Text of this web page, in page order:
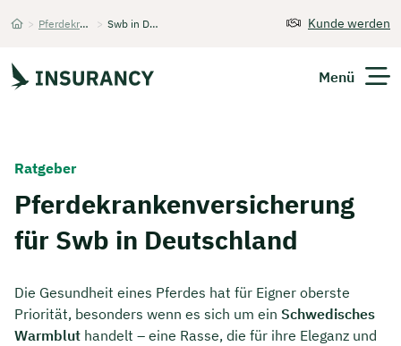
> Pferdekrankenversicherung > Swb in Deutschland Kunde werden
Menü
Finanzen
Über Uns
Ratgeber
Pferdekrankenversicherung
für Swb in Deutschland
Die Gesundheit eines Pferdes hat für Eigner oberste
Priorität, besonders wenn es sich um ein Schwedisches
Warmblut handelt – eine Rasse, die für ihre Eleganz und